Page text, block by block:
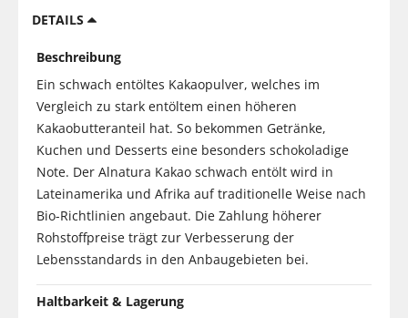
DETAILS
Beschreibung
Ein schwach entöltes Kakaopulver, welches im
Vergleich zu stark entöltem einen höheren
Kakaobutteranteil hat. So bekommen Getränke,
Kuchen und Desserts eine besonders schokoladige
Note. Der Alnatura Kakao schwach entölt wird in
Lateinamerika und Afrika auf traditionelle Weise nach
Bio-Richtlinien angebaut. Die Zahlung höherer
Rohstoffpreise trägt zur Verbesserung der
Lebensstandards in den Anbaugebieten bei.
Haltbarkeit & Lagerung